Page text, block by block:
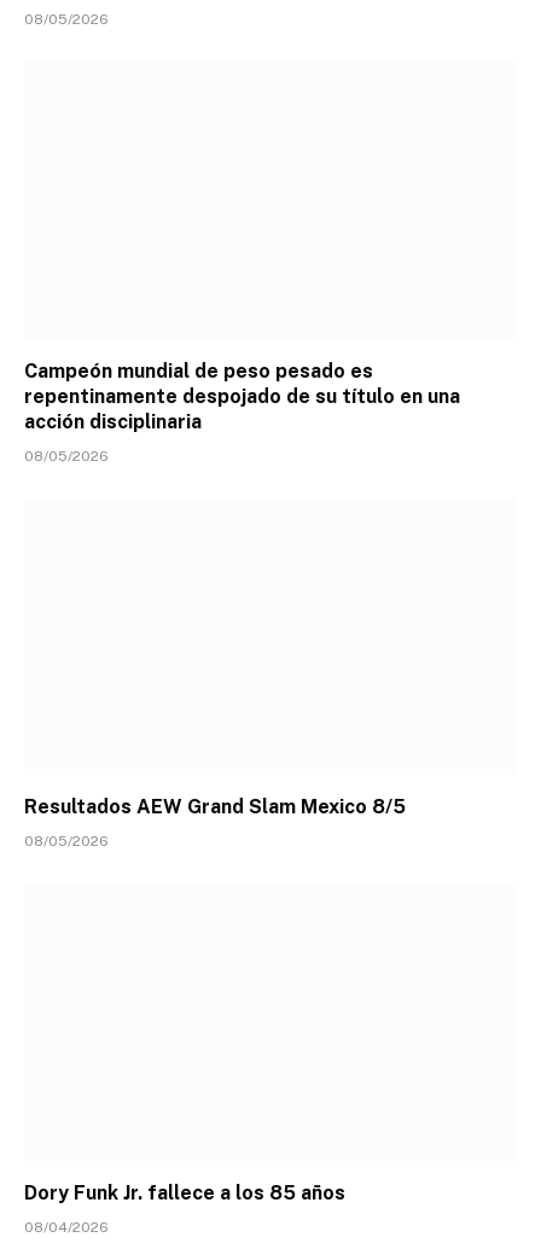
08/05/2026
Campeón mundial de peso pesado es
repentinamente despojado de su título en una
acción disciplinaria
08/05/2026
Resultados AEW Grand Slam Mexico 8/5
08/05/2026
Dory Funk Jr. fallece a los 85 años
08/04/2026